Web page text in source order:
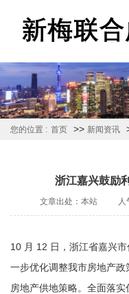
您的位置 : 首页 >> 新闻资讯
浙江嘉兴鼓励
文章出处：本站 人
10 月 12 日，浙江省嘉兴
一步优化调整我市房地产
房地产供地策略。全面落